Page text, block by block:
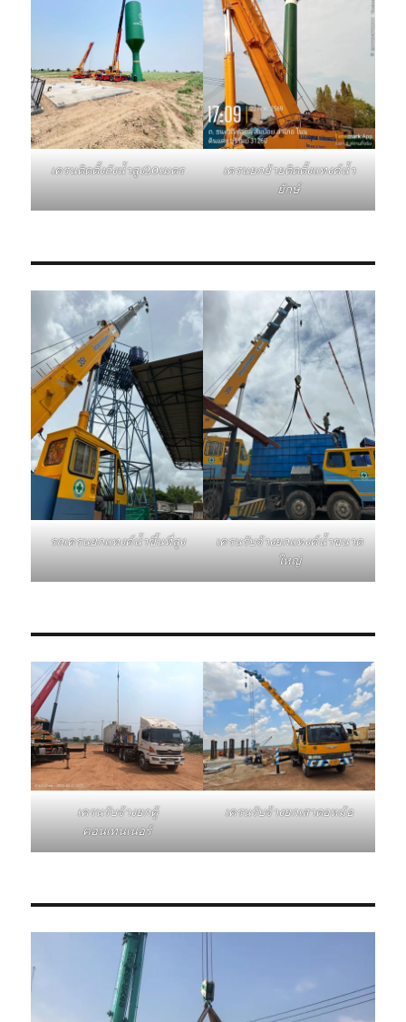
เครนติดตั้งถังน้ำสูง20เมตร
เครนยกย้ายติดตั้งแทงค์น้ำ
ยักษ์
รถเครนยกแทงค์น้ำขึ้นที่สูง
เครนรับจ้างยกแทงค์น้ำขนาด
ใหญ่
เครนรับจ้างยกตู้
คอนเทนเนอร์
เครนรับจ้างยกเสาตอหม้อ